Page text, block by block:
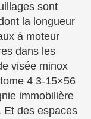
sont
la longueur
à moteur
dans les
visée minox
4 3-15×56
immobilière
Et des espaces